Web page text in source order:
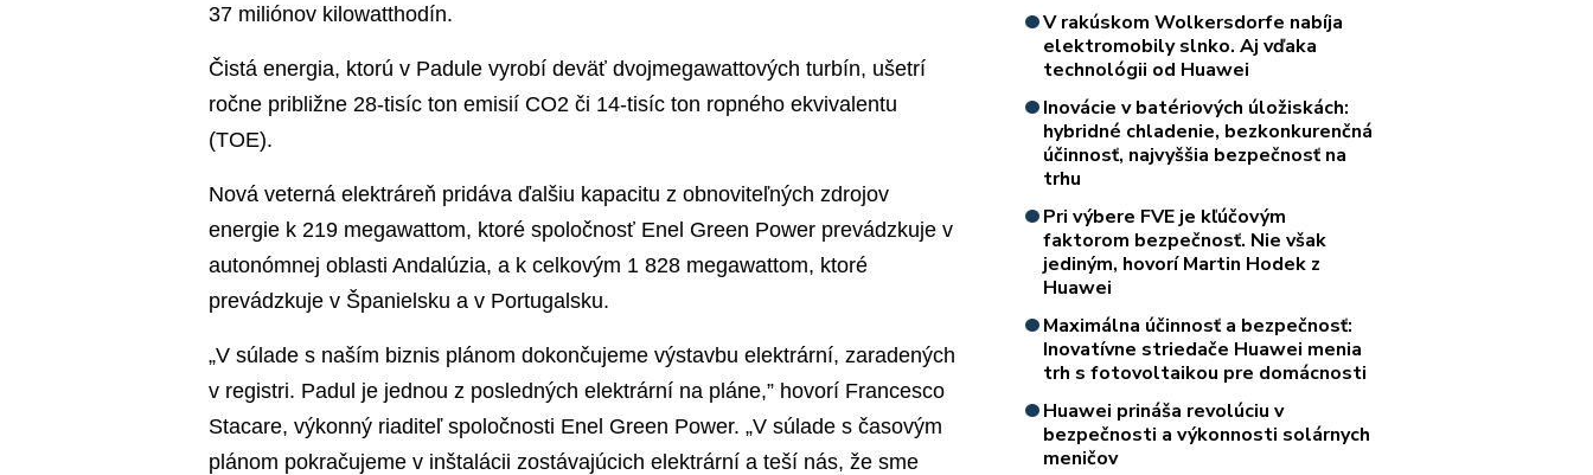
37 miliónov kilowatthodín.
Čistá energia, ktorú v Padule vyrobí deväť dvojmegawattových turbín, ušetrí
ročne približne 28-tisíc ton emisií CO2 či 14-tisíc ton ropného ekvivalentu
(TOE).
Nová veterná elektráreň pridáva ďalšiu kapacitu z obnoviteľných zdrojov
energie k 219 megawattom, ktoré spoločnosť Enel Green Power prevádzkuje v
autonómnej oblasti Andalúzia, a k celkovým 1 828 megawattom, ktoré
prevádzkuje v Španielsku a v Portugalsku.
„V súlade s naším biznis plánom dokončujeme výstavbu elektrární, zaradených
v registri. Padul je jednou z posledných elektrární na pláne,” hovorí Francesco
Stacare, výkonný riaditeľ spoločnosti Enel Green Power. „V súlade s časovým
plánom pokračujeme v inštalácii zostávajúcich elektrární a teší nás, že sme
V rakúskom Wolkersdorfe nabíja
elektromobily slnko. Aj vďaka
technológii od Huawei
Inovácie v batériových úložiskách:
hybridné chladenie, bezkonkurenčná
účinnosť, najvyššia bezpečnosť na
trhu
Pri výbere FVE je kľúčovým
faktorom bezpečnosť. Nie však
jediným, hovorí Martin Hodek z
Huawei
Maximálna účinnosť a bezpečnosť:
Inovatívne striedače Huawei menia
trh s fotovoltaikou pre domácnosti
Huawei prináša revolúciu v
bezpečnosti a výkonnosti solárnych
meničov